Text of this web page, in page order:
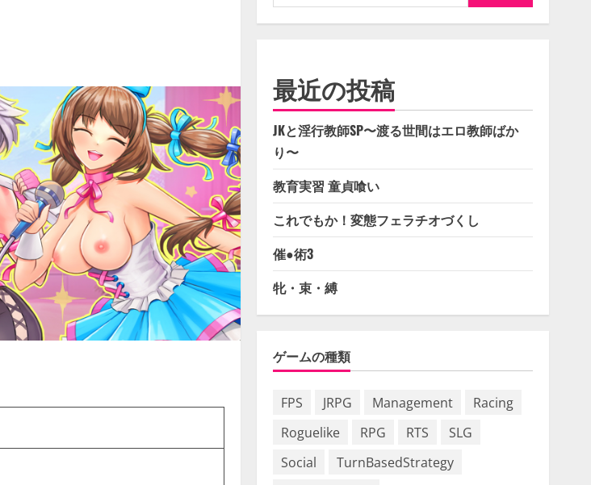
索:
最近の投稿
JKと淫行教師SP〜渡る世間はエロ教師ばか
り〜
教育実習 童貞喰い
これでもか！変態フェラチオづくし
催●術3
牝・束・縛
ゲームの種類
FPS JRPG Management
Racing
Roguelike
RPG RTS
SLG
Social
TurnBasedStrategy